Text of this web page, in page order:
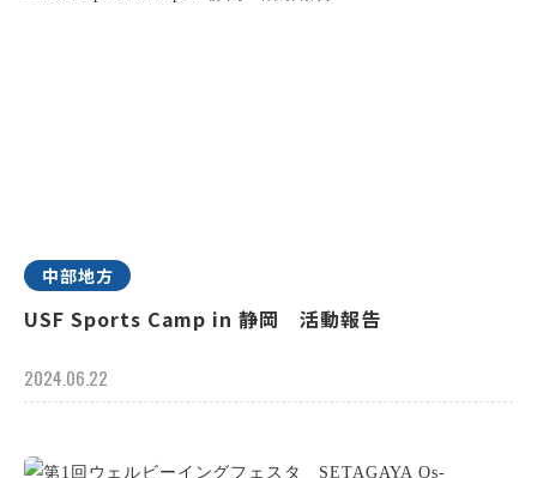
中部地方
USF Sports Camp in 静岡 活動報告
2024.06.22